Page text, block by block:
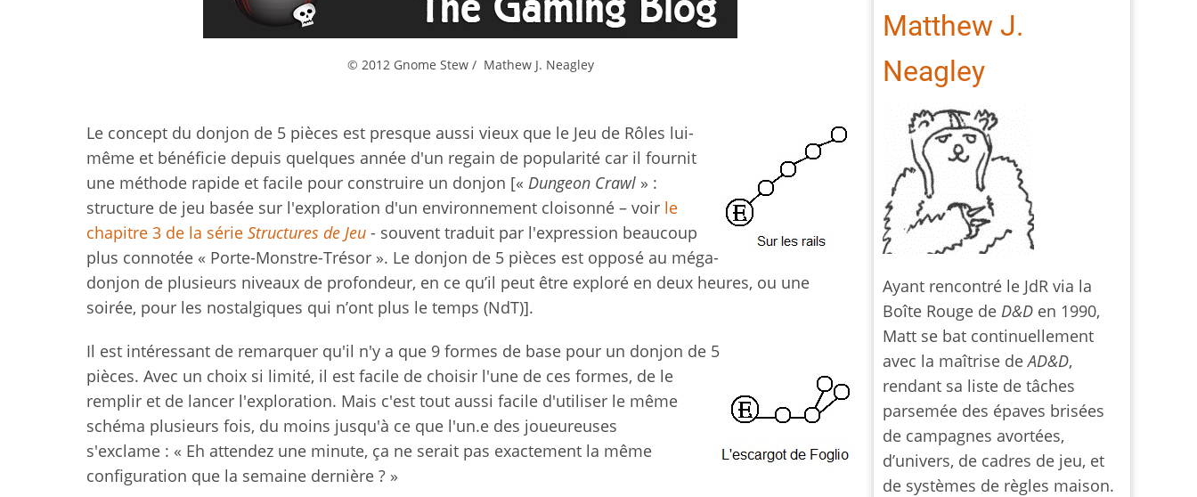
© 2012 Gnome Stew / Mathew J. Neagley
Le concept du donjon de 5 pièces est presque aussi vieux que le Jeu de Rôles lui-
même et bénéficie depuis quelques année d'un regain de popularité car il fournit
une méthode rapide et facile pour construire un donjon [« Dungeon Crawl » :
structure de jeu basée sur l'exploration d'un environnement cloisonné – voir le
chapitre 3 de la série Structures de Jeu - souvent traduit par l'expression beaucoup
plus connotée « Porte-Monstre-Trésor ». Le donjon de 5 pièces est opposé au méga-
donjon de plusieurs niveaux de profondeur, en ce qu’il peut être exploré en deux heures, ou une
soirée, pour les nostalgiques qui n’ont plus le temps (NdT)].
Il est intéressant de remarquer qu'il n'y a que 9 formes de base pour un donjon de 5
pièces. Avec un choix si limité, il est facile de choisir l'une de ces formes, de le
remplir et de lancer l'exploration. Mais c'est tout aussi facile d'utiliser le même
schéma plusieurs fois, du moins jusqu'à ce que l'un.e des joueureuses
s'exclame : « Eh attendez une minute, ça ne serait pas exactement la même
configuration que la semaine dernière ? »
Matthew J.
Neagley
Ayant rencontré le JdR via la
Boîte Rouge de D&D en 1990,
Matt se bat continuellement
avec la maîtrise deAD&D,
rendant sa liste de tâches
parsemée des épaves brisées
de campagnes avortées,
d’univers, de cadres de jeu, et
de systèmes de règles maison.